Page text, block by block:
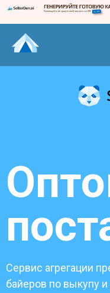
Сервис агрегации
байеров по выкупу